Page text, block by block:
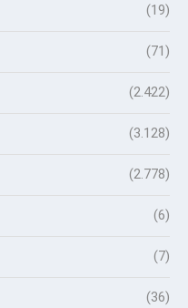
(19)
(71)
(2.422)
(3.128)
(2.778)
(6)
(7)
(36)